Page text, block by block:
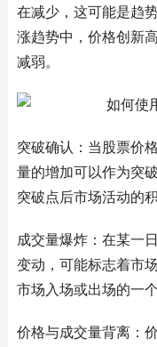
在减少，这可能是趋
涨趋势中，价格创新
减弱。
突破确认：当股票价
量的增加可以作为突
突破点后市场活动的
成交量爆炸：在某一
变动，可能标志着市
市场入场或出场的一个
价格与成交量背离：